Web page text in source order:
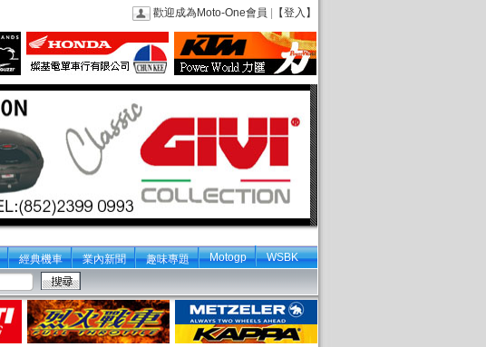
歡迎成為Moto-One會員 【登入】
經典機車 業內新聞 趣味專題 Motogp WSBK